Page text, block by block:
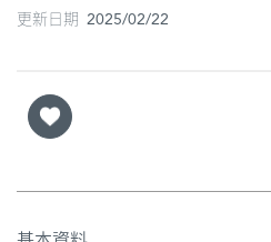
教
更新日期 2025/02/22